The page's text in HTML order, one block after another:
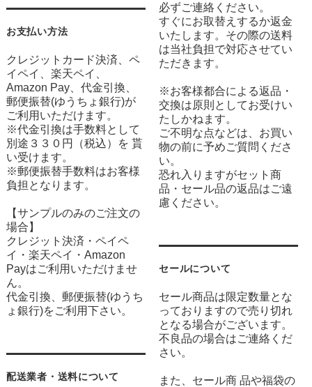
お支払い方法
クレジットカード決済、ペ
イペイ、楽天ペイ、
Amazon Pay、代金引換、
郵便振替(ゆうちょ銀行)が
ご利用いただけます。
※代金引換は手数料として
別途３３０円（税込）を 貰
い受けます。
※郵便振替手数料はお客様
負担となります。
【サンプルのみのご注文の
場合】
クレジット決済・ペイペ
イ・楽天ペイ・Amazon
Payはご利用いただけませ
ん。
代金引換、郵便振替(ゆうち
ょ銀行)をご利用下さい。
配送業者・送料について
必ずご連絡ください。
すぐにお取替えするか返金
いたします。その際の送料
は当社負担で対応させてい
ただきます。
※お客様都合による返品・
交換は原則としてお受けい
たしかねます。
ご不明な点などは、お買い
物の前に予めご質問くださ
い。
恐れ入りますがセット商
品・セール品の返品はご遠
慮ください。
セールについて
セール商品は限定数量とな
っておりますので売り切れ
となる場合がございます。
不良品の場合はご連絡くだ
さい。
また、セール商 品や福袋の